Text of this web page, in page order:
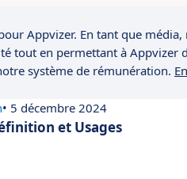
Appvizer. En tant que
tout en permettant à Appvizer
système de rémunération.
• 5 décembre 2024
et Usages